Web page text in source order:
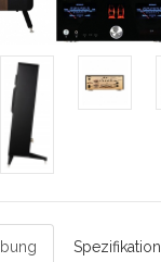
Spezifikation